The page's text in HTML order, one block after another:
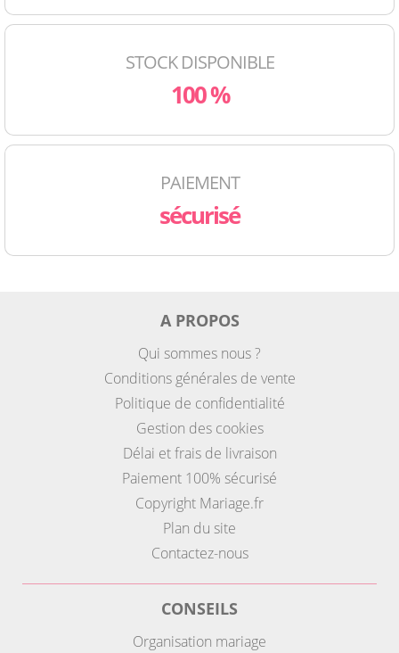
STOCK DISPONIBLE
100 %
PAIEMENT
sécurisé
A PROPOS
Qui sommes nous ?
Conditions générales de vente
Politique de confidentialité
Gestion des cookies
Délai et frais de livraison
Paiement 100% sécurisé
Copyright Mariage.fr
Plan du site
Contactez-nous
CONSEILS
Organisation mariage